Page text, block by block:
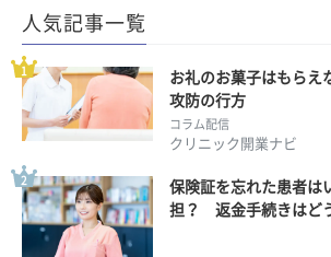
人気記事一覧
お礼のお菓子はもらえ
攻防の行方
コラム配信
クリニック開業ナビ
保険証を忘れた患者は
担？ 返金手続きはど